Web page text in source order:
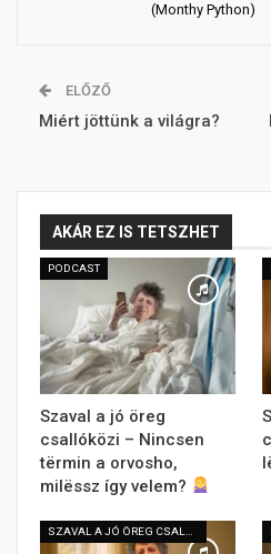
(Monthy Python)
ELŐZŐ
Miért jöttünk a világra?
AKÁR EZ IS TETSZHET
PODCAST
Szaval a jó öreg
csallóközi – Nincsen
tërmin a orvosho,
milëssz így velem?